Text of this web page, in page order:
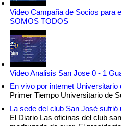
Video Campaña de Socios para
SOMOS TODOS
Video Analisis San Jose 0 - 1
En vivo por internet
Primer Tiempo Universitario de
La sede del club San José
El Diario Las oficinas del club